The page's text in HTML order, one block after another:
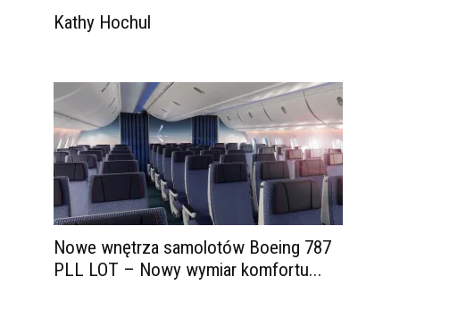
Kathy Hochul
Nowe wnętrza samolotów Boeing 787
PLL LOT – Nowy wymiar komfortu...